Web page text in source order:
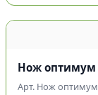
Нож оптимум
Арт. Нож оптимум